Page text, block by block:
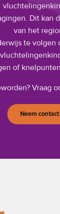
Dit kan
van het
te volgen
of
Vraag
Neem